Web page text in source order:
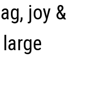
joy &